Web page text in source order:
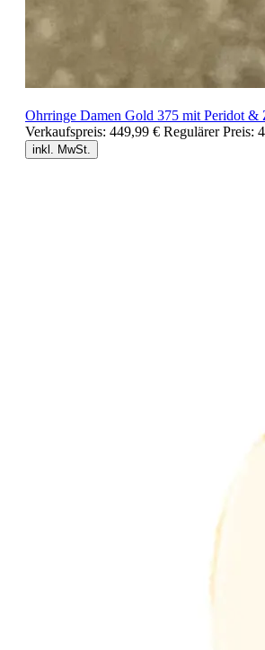
Ohrringe Damen Gold 375 mit Peridot &
Verkaufspreis: 449,99 € Regulärer Preis:
inkl. MwSt.